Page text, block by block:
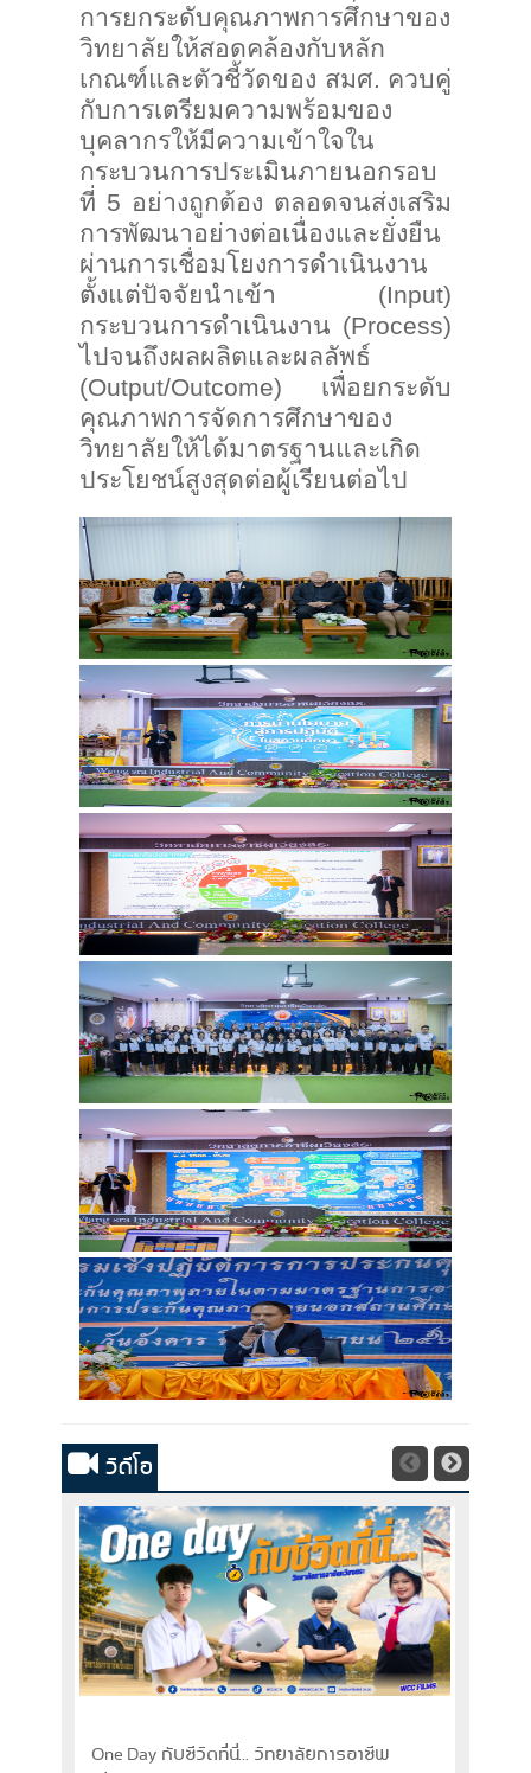
การยกระดับคุณภาพการศึกษาของ
วิทยาลัยให้สอดคล้องกับหลัก
เกณฑ์และตัวชี้วัดของ สมศ. ควบคู่
กับการเตรียมความพร้อมของ
บุคลากรให้มีความเข้าใจใน
กระบวนการประเมินภายนอกรอบ
ที่ 5 อย่างถูกต้อง ตลอดจนส่งเสริม
การพัฒนาอย่างต่อเนื่องและยั่งยืน
ผ่านการเชื่อมโยงการดำเนินงาน
ตั้งแต่ปัจจัยนำเข้า (Input)
กระบวนการดำเนินงาน (Process)
ไปจนถึงผลผลิตและผลลัพธ์
(Output/Outcome) เพื่อยกระดับ
คุณภาพการจัดการศึกษาของ
วิทยาลัยให้ได้มาตรฐานและเกิด
ประโยชน์สูงสุดต่อผู้เรียนต่อไป
วิดีโอ
One Day กับชีวิตที่นี่... วิทยาลัยการอาชีพ